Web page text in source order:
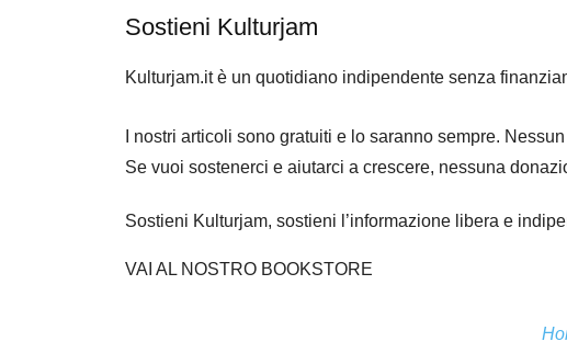
Sostieni Kulturjam
Kulturjam.it è un quotidiano indipendente senza
I nostri articoli sono gratuiti e lo saranno sempre.
Se vuoi sostenerci e aiutarci a crescere, nessuna
Sostieni Kulturjam, sostieni l’informazione libera e
VAI AL NOSTRO BOOKSTORE